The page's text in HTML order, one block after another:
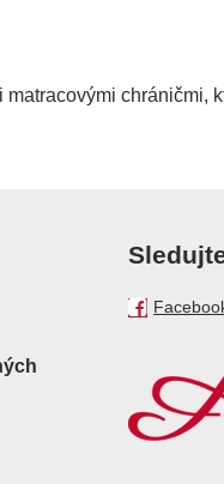
chráničmi,